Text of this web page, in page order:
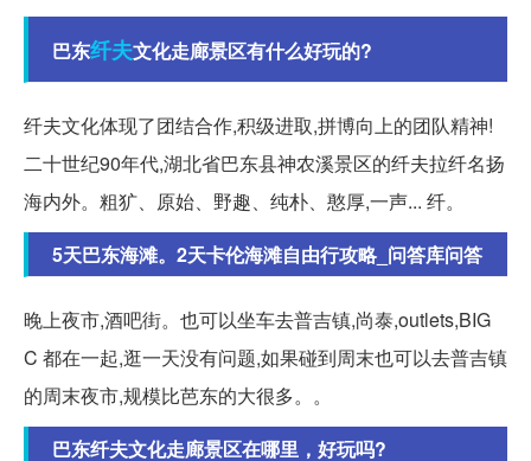
巴东纤夫文化走廊景区有什么好玩的?
纤夫文化体现了团结合作,积级进取,拼博向上的团队精神!
二十世纪90年代,湖北省巴东县神农溪景区的纤夫拉纤名扬
海内外。粗犷、原始、野趣、纯朴、憨厚,一声... 纤。
5天巴东海滩。2天卡伦海滩自由行攻略_问答库问答
晚上夜市,酒吧街。也可以坐车去普吉镇,尚泰,outlets,BIG
C 都在一起,逛一天没有问题,如果碰到周末也可以去普吉镇
的周末夜市,规模比芭东的大很多。。
巴东纤夫文化走廊景区在哪里，好玩吗?